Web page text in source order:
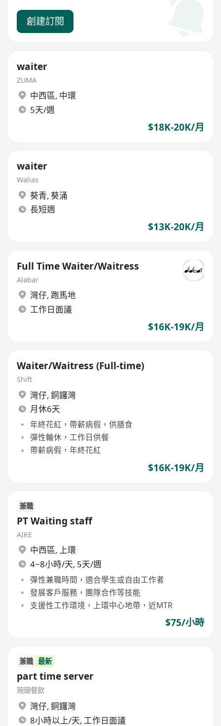
創建訂閱
waiter
ZUMA
中西區, 中環
5天/週
$18K-20K/月
waiter
Walias
葵青, 葵涌
長短週
$13K-20K/月
Full Time Waiter/Waitress
Alabar
灣仔, 跑馬地
工作日面議
$16K-19K/月
Waiter/Waitress (Full-time)
Shift
灣仔, 銅鑼灣
月休6天
年終花紅，帶薪病假，供膳食
彈性輪休，工作日供餐
帶薪病假，年終花紅
$16K-19K/月
兼職
PT Waiting staff
AIKE
中西區, 上環
4~8小時/天, 5天/週
彈性兼職時間，適合學生或自由工作者
發展客戶服務，團隊合作等技能
支援性工作環境，上環中心地帶，近MTR
$75/小時
兼職 最新
part time server
琬頤餐飲
灣仔, 銅鑼灣
8小時以上/天, 工作日面議